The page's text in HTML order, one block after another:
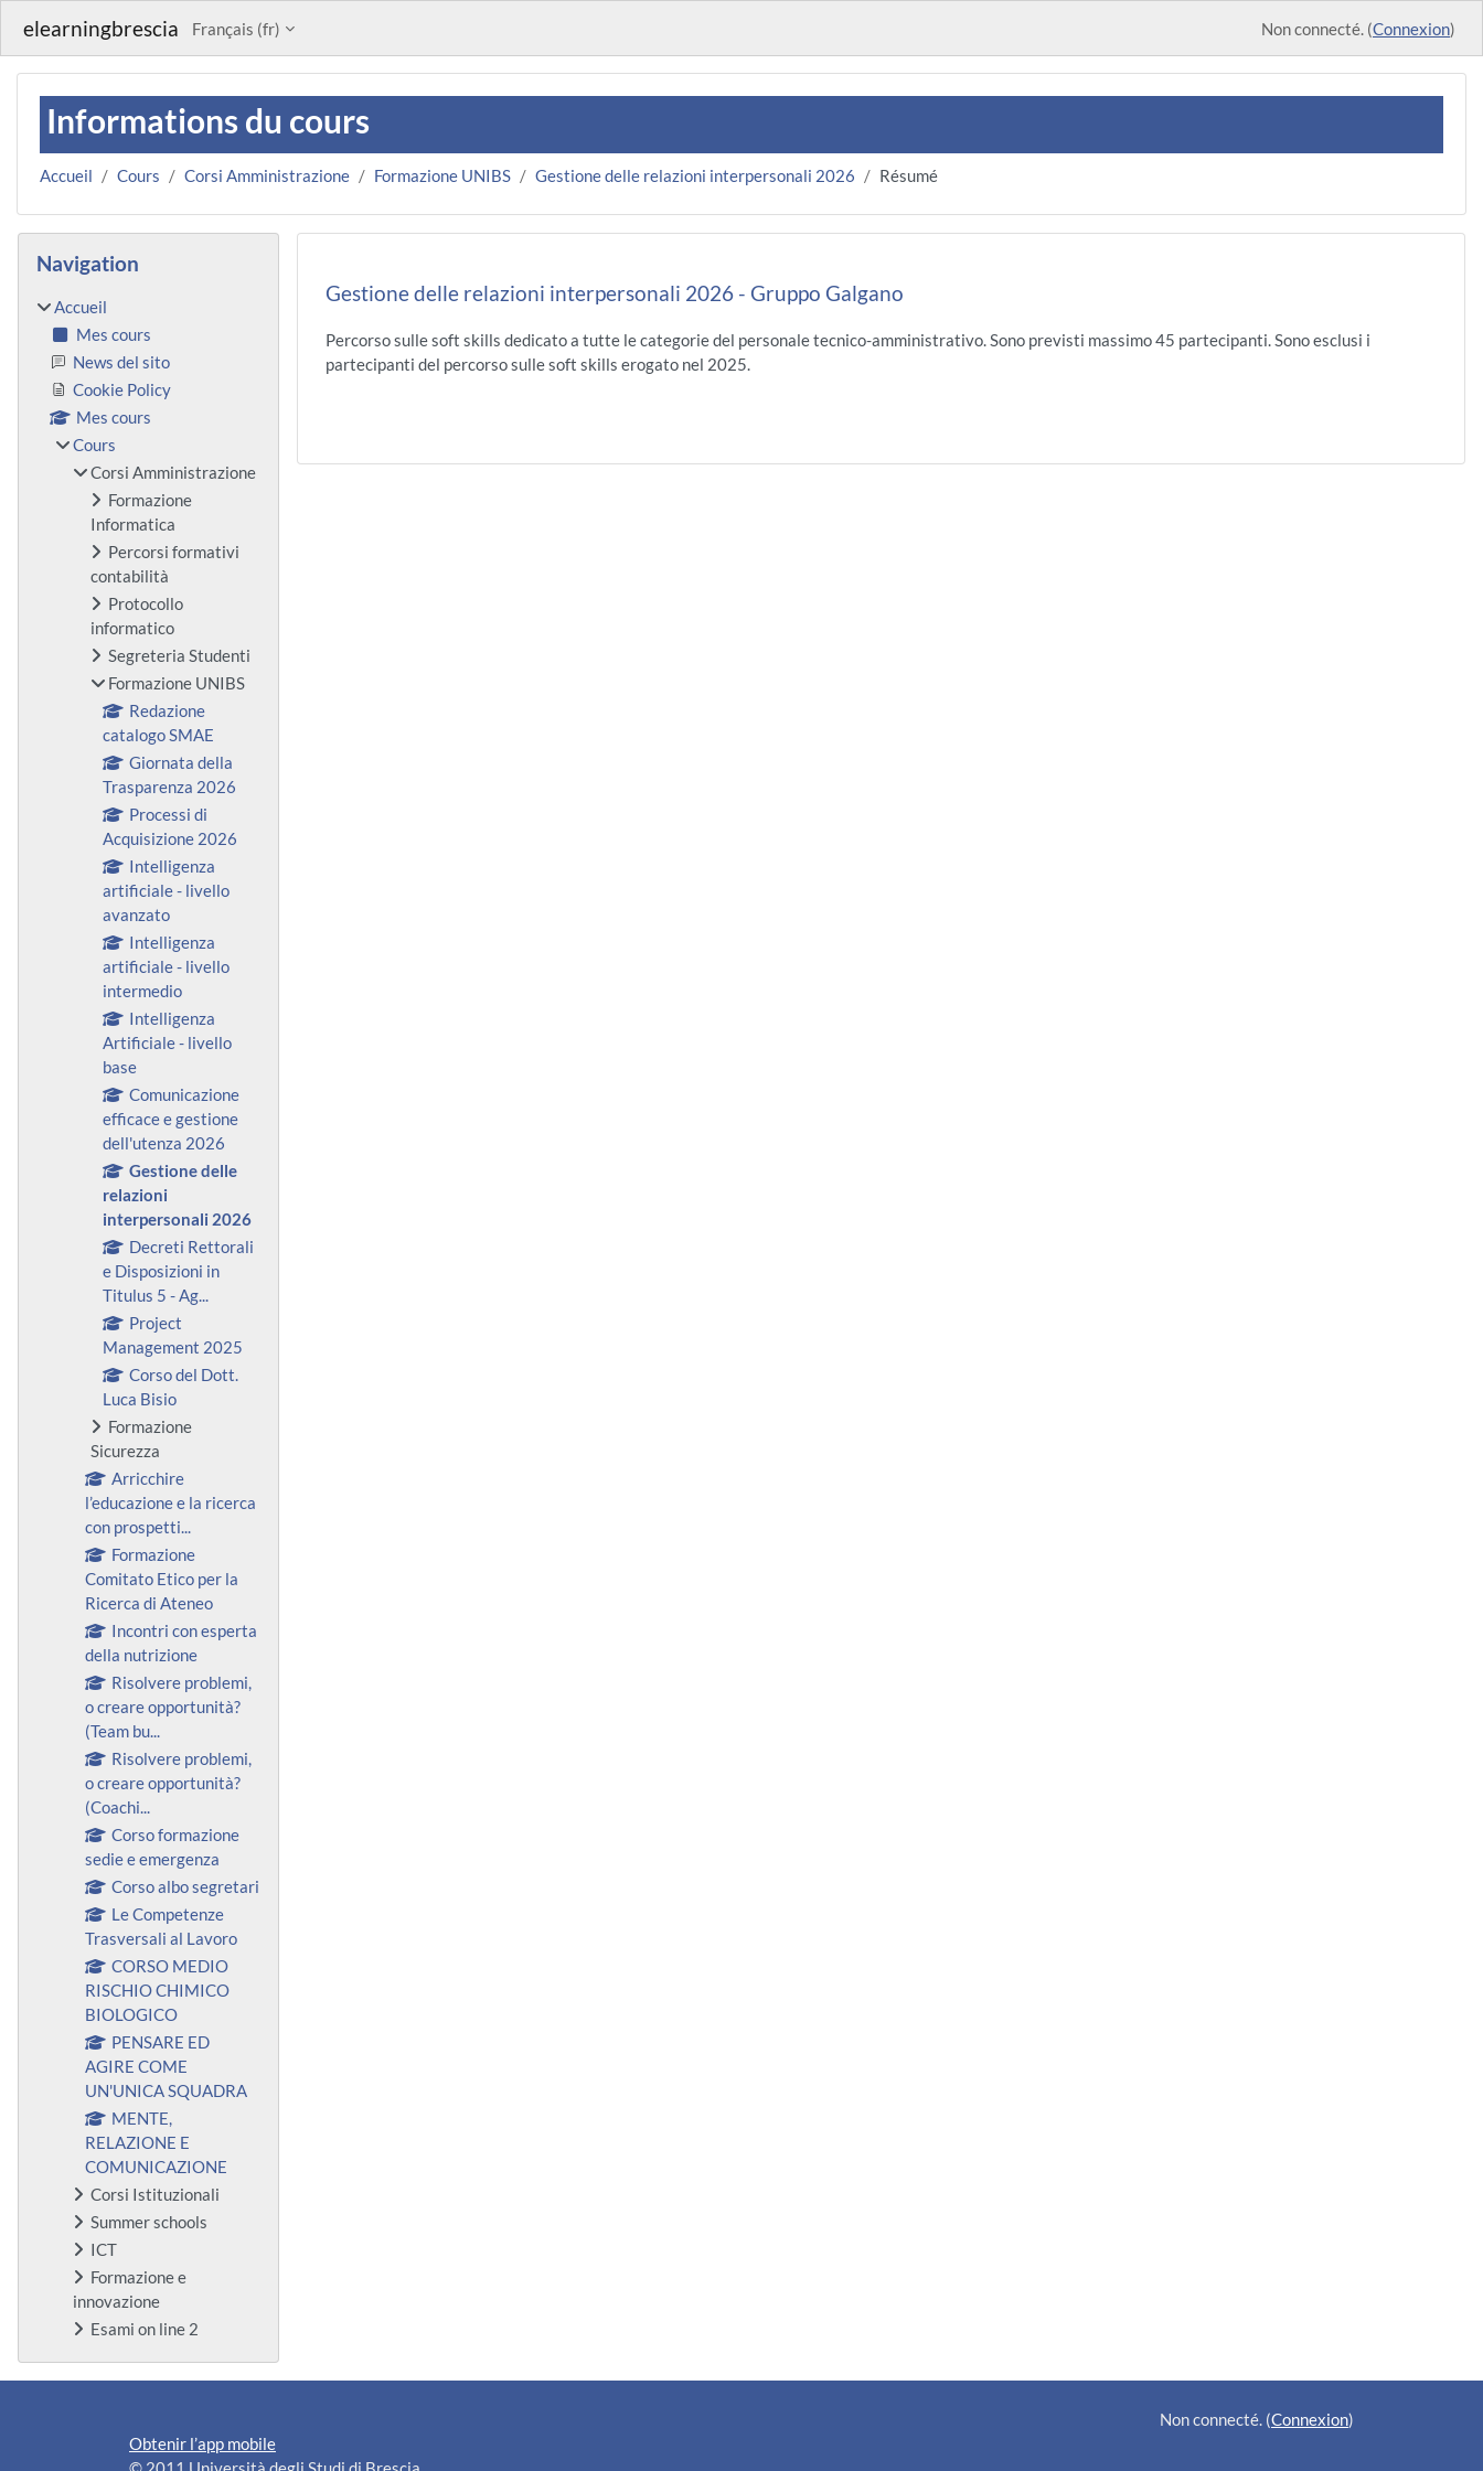
elearningbrescia Français ‎(fr)‎ Non connecté. (Connexion)
Informations du cours
Accueil Cours Corsi Amministrazione Formazione UNIBS Gestione delle relazioni interpersonali 2026 Résumé
Gestione delle relazioni interpersonali 2026 - Gruppo Galgano
Percorso sulle soft skills dedicato a tutte le categorie del personale tecnico-amministrativo. Sono previsti massimo 45 partecipanti. Sono esclusi i
partecipanti del percorso sulle soft skills erogato nel 2025.
Blocs
Navigation
Accueil
Mes cours
News del sito
Cookie Policy
Mes cours
Cours
Corsi Amministrazione
Formazione
Informatica
Percorsi formativi
contabilità
Protocollo
informatico
Segreteria Studenti
Formazione UNIBS
Redazione
catalogo SMAE
Giornata della
Trasparenza 2026
Processi di
Acquisizione 2026
Intelligenza
artificiale - livello
avanzato
Intelligenza
artificiale - livello
intermedio
Intelligenza
Artificiale - livello
base
Comunicazione
efficace e gestione
dell'utenza 2026
Gestione delle
relazioni
interpersonali 2026
Decreti Rettorali
e Disposizioni in
Titulus 5 - Ag...
Project
Management 2025
Corso del Dott.
Luca Bisio
Formazione
Sicurezza
Arricchire
l’educazione e la ricerca
con prospetti...
Formazione
Comitato Etico per la
Ricerca di Ateneo
Incontri con esperta
della nutrizione
Risolvere problemi,
o creare opportunità?
(Team bu...
Risolvere problemi,
o creare opportunità?
(Coachi...
Corso formazione
sedie e emergenza
Corso albo segretari
Le Competenze
Trasversali al Lavoro
CORSO MEDIO
RISCHIO CHIMICO
BIOLOGICO
PENSARE ED
AGIRE COME
UN'UNICA SQUADRA
MENTE,
RELAZIONE E
COMUNICAZIONE
Corsi Istituzionali
Summer schools
ICT
Formazione e
innovazione
Esami on line 2
Non connecté. (Connexion)
Obtenir l’app mobile